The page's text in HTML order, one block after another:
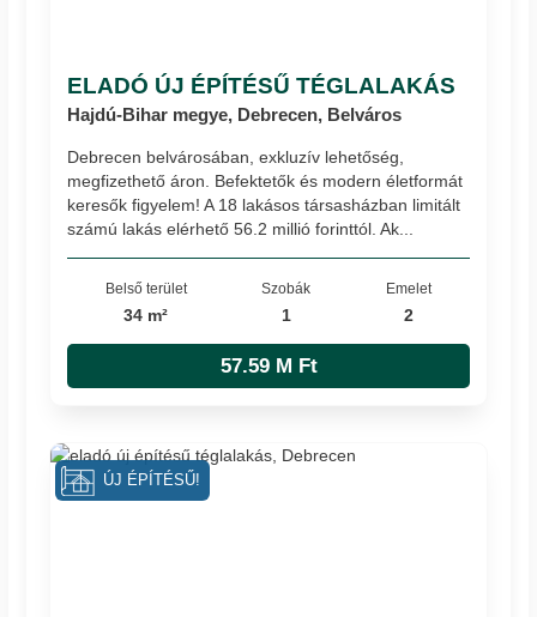
ELADÓ ÚJ ÉPÍTÉSŰ TÉGLALAKÁS
Hajdú-Bihar megye, Debrecen, Belváros
Debrecen belvárosában, exkluzív lehetőség,
megfizethető áron. Befektetők és modern életformát
keresők figyelem! A 18 lakásos társasházban limitált
számú lakás elérhető 56.2 millió forinttól. Ak...
Belső terület
34 m²
Szobák
1
Emelet
2
57.59 M Ft
ÚJ ÉPÍTÉSŰ!